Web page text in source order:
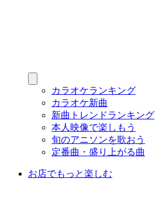
カラオケランキング
カラオケ新曲
新曲トレンドランキング
本人映像で楽しもう
旬のアニソンを歌おう
定番曲・盛り上がる曲
お店でもっと楽しむ